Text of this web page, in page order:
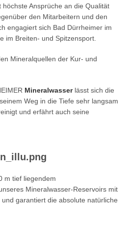
Ansprüche an die Qualität
den Mitarbeitern und den
engagiert sich Bad Dürrheimer im
im Breiten- und Spitzensport.
Mineralquellen der Kur- und
Mineralwasserlässt sich die
Weg in die Tiefe sehr langsam
und erfährt auch seine
m tief liegendem
Mineralwasser-Reservoirs mit
garantiert die absolute natürliche